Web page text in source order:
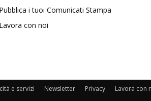
Pubblica i tuoi Comunicati Stampa
Lavora con noi
e servizi Newsletter Privacy Lavora con